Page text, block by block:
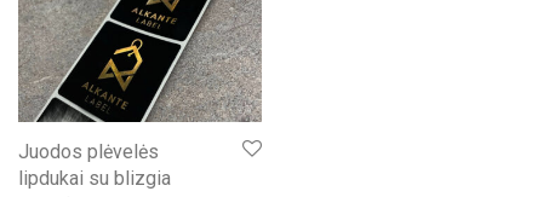
Juodos plėvelės
lipdukai su blizgia